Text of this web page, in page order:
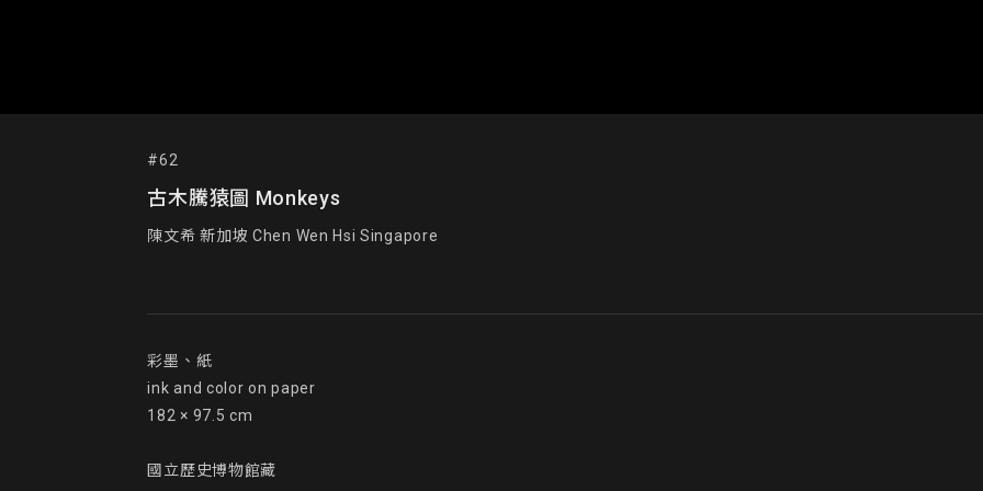
#62
古木騰猿圖 Monkeys
陳文希 新加坡 Chen Wen Hsi Singapore
彩墨、紙
ink and color on paper
182 × 97.5 cm
國立歷史博物館藏